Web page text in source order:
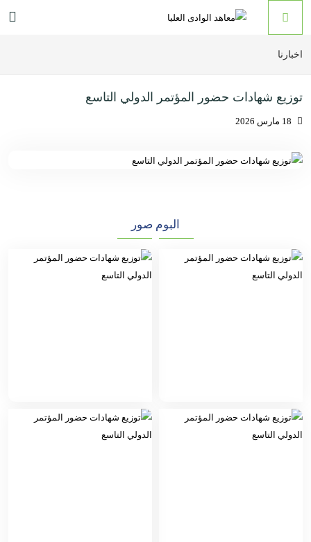
اخبارنا
توزيع شهادات حضور المؤتمر الدولي التاسع
البوم صور